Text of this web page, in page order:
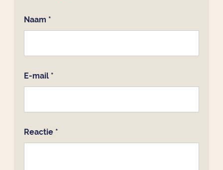
Naam *
E-mail *
Reactie *